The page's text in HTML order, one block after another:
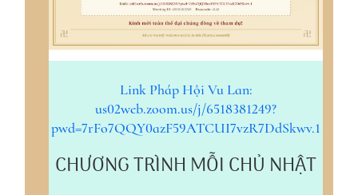
Link Pháp Hội Vu Lan:
us02web.zoom.us/j/6518381249?
pwd=7rFo7QQY0azF59ATCUI7vzR7DdSkwv.1
CHƯƠNG TRÌNH MỖI CHỦ NHẬT